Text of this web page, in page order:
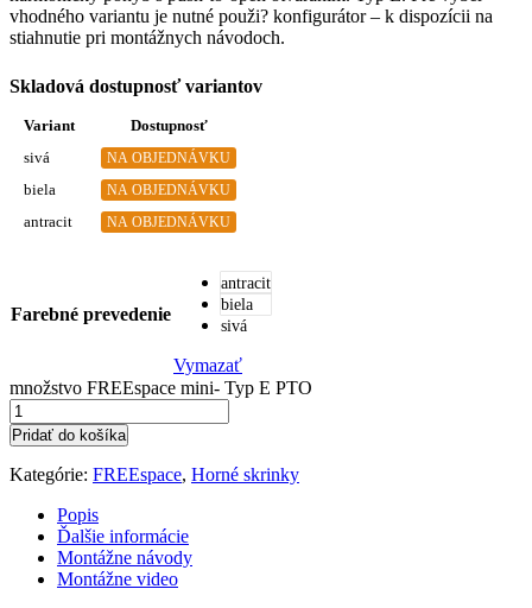
vhodného variantu je nutné použi? konfigurátor – k dispozícii na
stiahnutie pri montážnych návodoch.
Skladová dostupnosť variantov
Variant
Dostupnosť
sivá
NA OBJEDNÁVKU
biela
NA OBJEDNÁVKU
antracit
NA OBJEDNÁVKU
Farebné prevedenie
antracit
biela
sivá
Vymazať
množstvo FREEspace mini- Typ E PTO
Pridať do košíka
Kategórie: FREEspace, Horné skrinky
Popis
Ďalšie informácie
Montážne návody
Montážne video